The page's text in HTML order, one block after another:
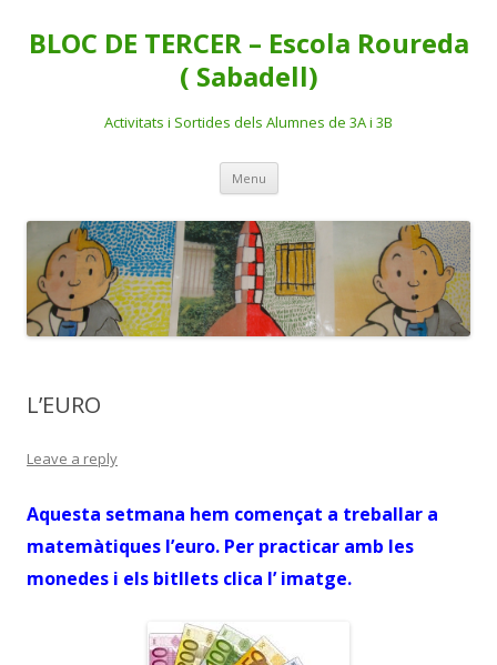
BLOC DE TERCER – Escola Roureda
( Sabadell)
Activitats i Sortides dels Alumnes de 3A i 3B
Menu Skip
content
L’EURO
Leave a reply
Aquesta setmana hem començat a treballar a
matemàtiques l’euro. Per practicar amb les
monedes i els bitllets clica l’ imatge.